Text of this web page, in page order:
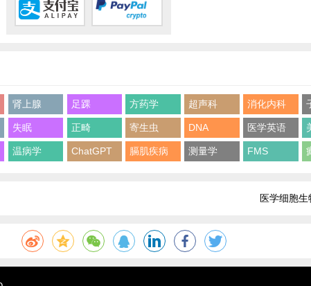
肾上腺 足踝 方药学 超声科 消化内科
失眠 正畸 寄生虫 DNA 医学英语
温病学 ChatGPT 膈肌疾病 测量学 FMS
医学细胞生